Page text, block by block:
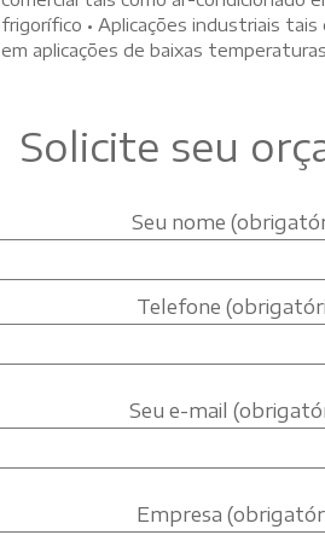
frigorífico • Aplicações industriais
em aplicações de baixas
Solicite seu
Seu nome
Telefone
Seu e-mail
Empresa